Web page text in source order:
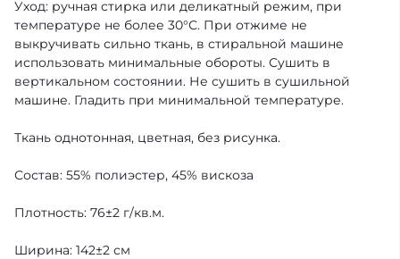
Уход: ручная стирка или деликатный режим, при
температуре не более 30°С. При отжиме не
выкручивать сильно ткань, в стиральной машине
использовать минимальные обороты. Сушить в
вертикальном состоянии. Не сушить в сушильной
машине. Гладить при минимальной температуре.
Ткань однотонная, цветная, без рисунка.
Состав: 55% полиэстер, 45% вискоза
Плотность: 76±2 г/кв.м.
Ширина: 142±2 см